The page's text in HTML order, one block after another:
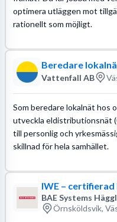
optimera utläggen mot
rationellt som möjligt.
Beredare
Vattenfall AB
Som beredare lokalnät hos
utveckla eldistributionsnät
till personlig och
skillnad för hela samhället.
IWE –
BAE Systems
Örnsköldsvik,